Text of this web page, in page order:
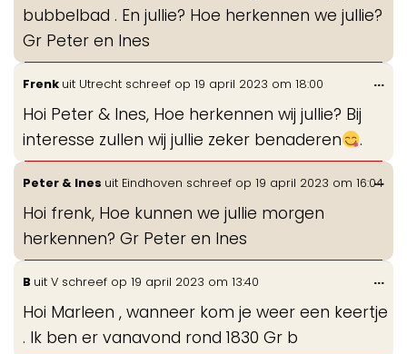
bubbelbad . En jullie? Hoe herkennen we jullie?
Gr Peter en Ines
Frenk uit Utrecht schreef op 19 april 2023 om 18:00
Hoi Peter & Ines, Hoe herkennen wij jullie? Bij
interesse zullen wij jullie zeker benaderen
.
...
Peter & Ines uit Eindhoven schreef op 19 april 2023 om 16:04
Hoi frenk, Hoe kunnen we jullie morgen
herkennen? Gr Peter en Ines
...
B uit V schreef op 19 april 2023 om 13:40
Hoi Marleen , wanneer kom je weer een keertje
. Ik ben er vanavond rond 1830 Gr b
...